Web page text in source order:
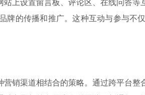
上设置留言板、评论区、在线问答
的传播和推广。这种互动与参与不
销渠道相结合的策略。通过跨平台